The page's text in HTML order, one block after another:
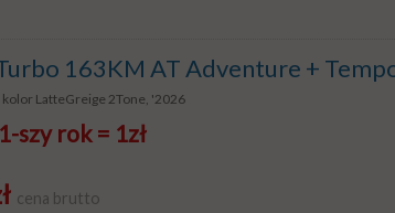
163KM AT Adventure +
LatteGreige 2Tone, '2026
szy rok = 1zł
cena brutto